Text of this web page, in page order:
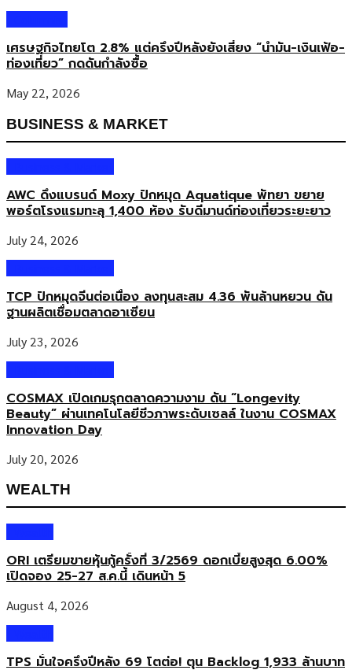
เศรษฐกิจไทยโต 2.8% แต่ครึ่งปีหลังยังเสี่ยง “น้ำมัน-เงินเฟ้อ-
ท่องเที่ยว” กดดันกำลังซื้อ
May 22, 2026
BUSINESS & MARKET
AWC ดึงแบรนด์ Moxy ปักหมุด Aquatique พัทยา ขยาย
พอร์ตโรงแรมทะลุ 1,400 ห้อง รับดีมานด์ท่องเที่ยวระยะยาว
July 24, 2026
TCP ปักหมุดจีนต่อเนื่อง ลงทุนสะสม 4.36 พันล้านหยวน ดัน
ฐานผลิตเชื่อมตลาดอาเซียน
July 23, 2026
COSMAX เปิดเกมรุกตลาดความงาม ดัน “Longevity
Beauty” ผ่านเทคโนโลยีชีวภาพระดับเซลล์ ในงาน COSMAX
Innovation Day
July 20, 2026
WEALTH
ORI เตรียมขายหุ้นกู้ครั้งที่ 3/2569 ดอกเบี้ยสูงสุด 6.00%
เปิดจอง 25-27 ส.ค.นี้ เดินหน้า 5
August 4, 2026
TPS มั่นใจครึ่งปีหลัง 69 โตต่อ! ตุน Backlog 1,933 ล้านบาท